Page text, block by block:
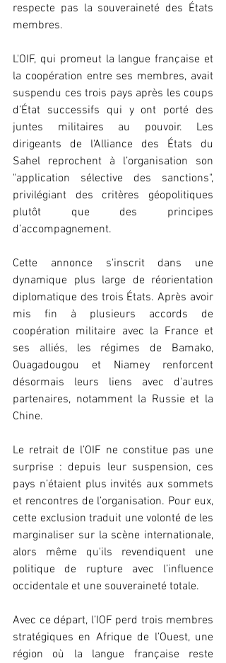
respecte pas la souveraineté des États
membres.
L'OIF, qui promeut la langue française et
la coopération entre ses membres, avait
suspendu ces trois pays après les coups
d’État successifs qui y ont porté des
juntes militaires au pouvoir. Les
dirigeants de l'Alliance des États du
Sahel reprochent à l’organisation son
"application sélective des sanctions",
privilégiant des critères géopolitiques
plutôt que des principes
d’accompagnement.
Cette annonce s'inscrit dans une
dynamique plus large de réorientation
diplomatique des trois États. Après avoir
mis fin à plusieurs accords de
coopération militaire avec la France et
ses alliés, les régimes de Bamako,
Ouagadougou et Niamey renforcent
désormais leurs liens avec d'autres
partenaires, notamment la Russie et la
Chine.
Le retrait de l’OIF ne constitue pas une
surprise : depuis leur suspension, ces
pays n’étaient plus invités aux sommets
et rencontres de l’organisation. Pour eux,
cette exclusion traduit une volonté de les
marginaliser sur la scène internationale,
alors même qu'ils revendiquent une
politique de rupture avec l’influence
occidentale et une souveraineté totale.
Avec ce départ, l’IOF perd trois membres
stratégiques en Afrique de l’Ouest, une
région où la langue française reste